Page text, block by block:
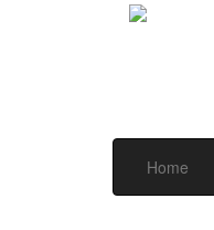
Home